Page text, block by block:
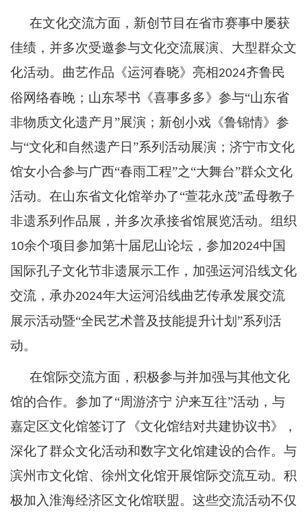
在文化交流方面，新创节目在省市赛事中屡获
佳绩，并多次受邀参与文化交流展演、大型群众文
化活动。曲艺作品《运河春晓》亮相2024齐鲁民
俗网络春晚；山东琴书《喜事多多》参与“山东省
非物质文化遗产月”展演；新创小戏《鲁锦情》参
与“文化和自然遗产日”系列活动展演；济宁市文化
馆女小合参与广西“春雨工程”之“大舞台”群众文化
活动。在山东省文化馆举办了“萱花永茂”孟母教子
非遗系列作品展，并多次承接省馆展览活动。组织
10余个项目参加第十届尼山论坛，参加2024中国
国际孔子文化节非遗展示工作，加强运河沿线文化
交流，承办2024年大运河沿线曲艺传承发展交流
展示活动暨“全民艺术普及技能提升计划”系列活
动。
在馆际交流方面，积极参与并加强与其他文化
馆的合作。参加了“周游济宁 沪来互往”活动，与
嘉定区文化馆签订了《文化馆结对共建协议书》，
深化了群众文化活动和数字文化馆建设的合作。与
滨州市文化馆、徐州文化馆开展馆际交流互动。积
极加入淮海经济区文化馆联盟。这些交流活动不仅